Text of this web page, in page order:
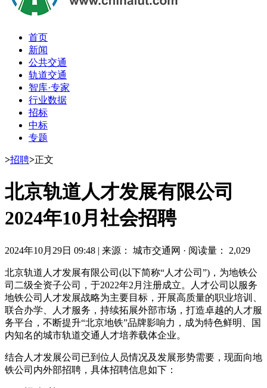
首页
新闻
公共交通
轨道交通
智库·专家
行业数据
招标
中标
专题
>招聘>正文
北京轨道人才发展有限公司
2024年10月社会招聘
2024年10月29日 09:48 | 来源： 城市交通网 · 阅读量： 2,029
北京轨道人才发展有限公司(以下简称“人才公司”)，为地铁公
司二级全资子公司，于2022年2月注册成立。人才公司以服务
地铁公司人才发展战略为主要目标，开展高质量的职业培训、
联合办学、人才服务，持续拓展外部市场，打造卓越的人才服
务平台，不断提升“北京地铁”品牌影响力，成为特色鲜明、国
内知名的城市轨道交通人才培养载体企业。
结合人才发展公司已到位人员情况及发展形势需要，现面向地
铁公司内外部招聘，具体招聘信息如下：